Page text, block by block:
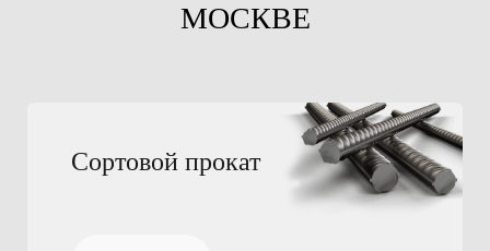
МОСКВЕ
Сортовой прокат